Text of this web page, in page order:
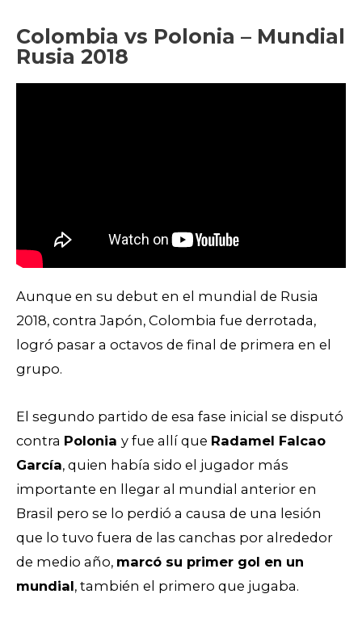
Colombia vs Polonia – Mundial
Rusia 2018
Aunque en su debut en el mundial de Rusia
2018, contra Japón, Colombia fue derrotada,
logró pasar a octavos de final de primera en el
grupo.
El segundo partido de esa fase inicial se disputó
contra Polonia y fue allí que Radamel Falcao
García, quien había sido el jugador más
importante en llegar al mundial anterior en
Brasil pero se lo perdió a causa de una lesión
que lo tuvo fuera de las canchas por alrededor
de medio año, marcó su primer gol en un
mundial, también el primero que jugaba.